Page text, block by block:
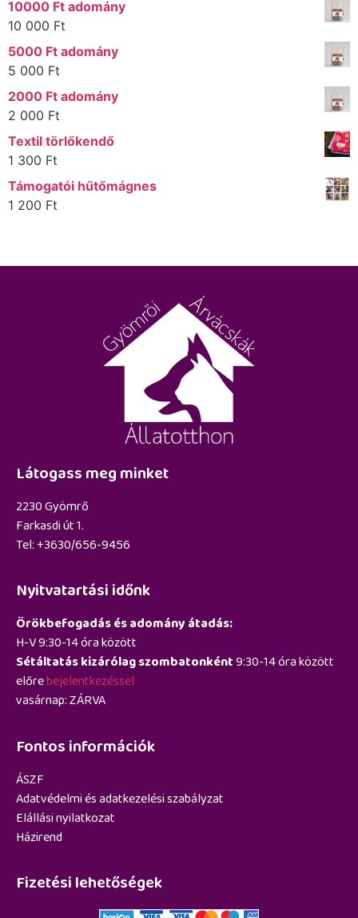
10000 Ft adomány
10 000 Ft
5000 Ft adomány
5 000 Ft
2000 Ft adomány
2 000 Ft
Textil törlőkendő
1 300 Ft
Támogatói hűtőmágnes
1 200 Ft
Látogass meg minket
2230 Gyömrő
Farkasdi út 1.
Tel: +3630/656-9456
Nyitvatartási időnk
Örökbefogadás és adomány átadás:
H-V 9:30-14 óra között
Sétáltatás kizárólag szombatonként9:30-14 óra között
előrebejelentkezéssel
vasárnap: ZÁRVA
Fontos információk
ÁSZF
Adatvédelmi és adatkezelési szabályzat
Elállási nyilatkozat
Házirend
Fizetési lehetőségek